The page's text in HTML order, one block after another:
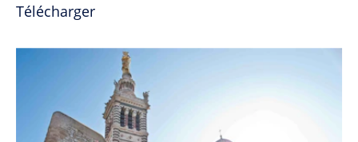
Télécharger